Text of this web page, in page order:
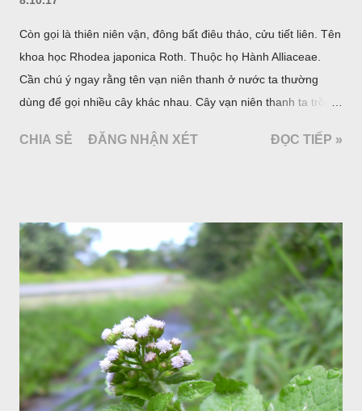
Còn gọi là thiên niên vận, đông bất điêu thảo, cửu tiết liên. Tên
khoa học Rhodea japonica Roth. Thuộc họ Hành Alliaceae.
Cần chú ý ngay rằng tên vạn niên thanh ở nước ta thường
dùng để gọi nhiều cây khác nhau. Cây vạn niên thanh ta trồng
Araceae. Còn cây vạn niên thanh giới thiệu ở đây thuộc họ
CHIA SẺ ĐĂNG NHẬN XÉT ĐỌC TIẾP »